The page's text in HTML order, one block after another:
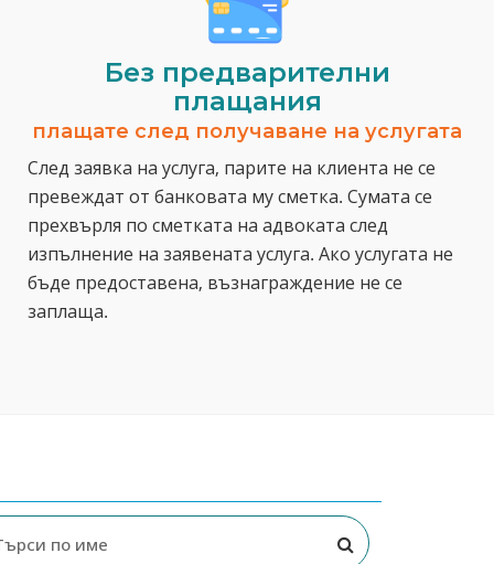
Без предварителни
плащания
плащате след получаване на услугата
След заявка на услуга, парите на клиента не се
превеждат от банковата му сметка. Сумата се
прехвърля по сметката на адвоката след
изпълнение на заявената услуга. Ако услугата не
бъде предоставена, възнаграждение не се
заплаща.